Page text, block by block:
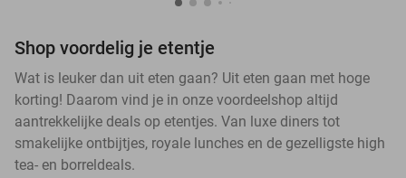
Shop voordelig je etentje
Wat is leuker dan uit eten gaan? Uit eten gaan met hoge
korting! Daarom vind je in onze voordeelshop altijd
aantrekkelijke deals op etentjes. Van luxe diners tot
smakelijke ontbijtjes, royale lunches en de gezelligste high
tea- en borreldeals.